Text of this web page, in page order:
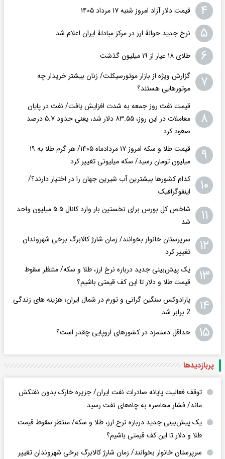
۴ قیمت دلار آزاد امروز شنبه ۱۷ مرداد ۱۴۰۵
۵ نرخ جدید حوالهٔ ارز در مرکز مبادلهٔ ایران اعلام شد
۶ طلای ۱۸ عیار از ۱۹ میلیون گذشت
۷
گزارش ویژه از بازار موتورسیکلت/ زنان بیشتر خریدار چه
موتورهایی هستند؟
۸
قیمت نفت روز جمعه به شدت افزایش یافت/ نفت در پایان
معاملات در این روز، ۸۳.۵۵ دلار شد، یعنی حدود ۵.۷ درصد
صعود کرد
۹
قیمت طلا و سکه امروز ۱۷ مردادماه ۱۴۰۵/ هر گرم طلا به ۱۹
میلیون تومان رسید/ سکه میلیونی تغییر کرد
۱۰
کدام کشورها بیشترین آب شیرین جهان را در اختیار دارند؟/
اینفوگرافیک
۱۱
شاخص کل بورس برای نخستین بار وارد کانال ۵.۵ میلیون واحد
شد
۱۲
سرپرستان خانوار بخوانند/ زمان شارژ کالابرگ برخی شهروندان
تغییر کرد
۱۳
یک پیش‌بینی جدید درباره نرخ ارز، طلا و سکه/ منتظر سقوط
قیمت طلا و دلار تا این کف قیمتی باشیم؟
۱۴
پارادوکس سنگین گرانی و تورم در شمال ایران؛ هزینه های زندگی
2 برابر ‌شد
۱۵ حداقل دستمزد در کشورهای اروپایی چقدر است؟
پربازدید‌ها
توقف فعالیت پایانه صادرات نفت ایران/ جزیره خارک بدون نفتکش
ماند/ فشار محاصره به چاه‌های نفت رسید
یک پیش‌بینی جدید درباره نرخ ارز، طلا و سکه/ منتظر سقوط قیمت
طلا و دلار تا این کف قیمتی باشیم؟
سرپرستان خانوار بخوانند/ زمان شارژ کالابرگ برخی شهروندان تغییر